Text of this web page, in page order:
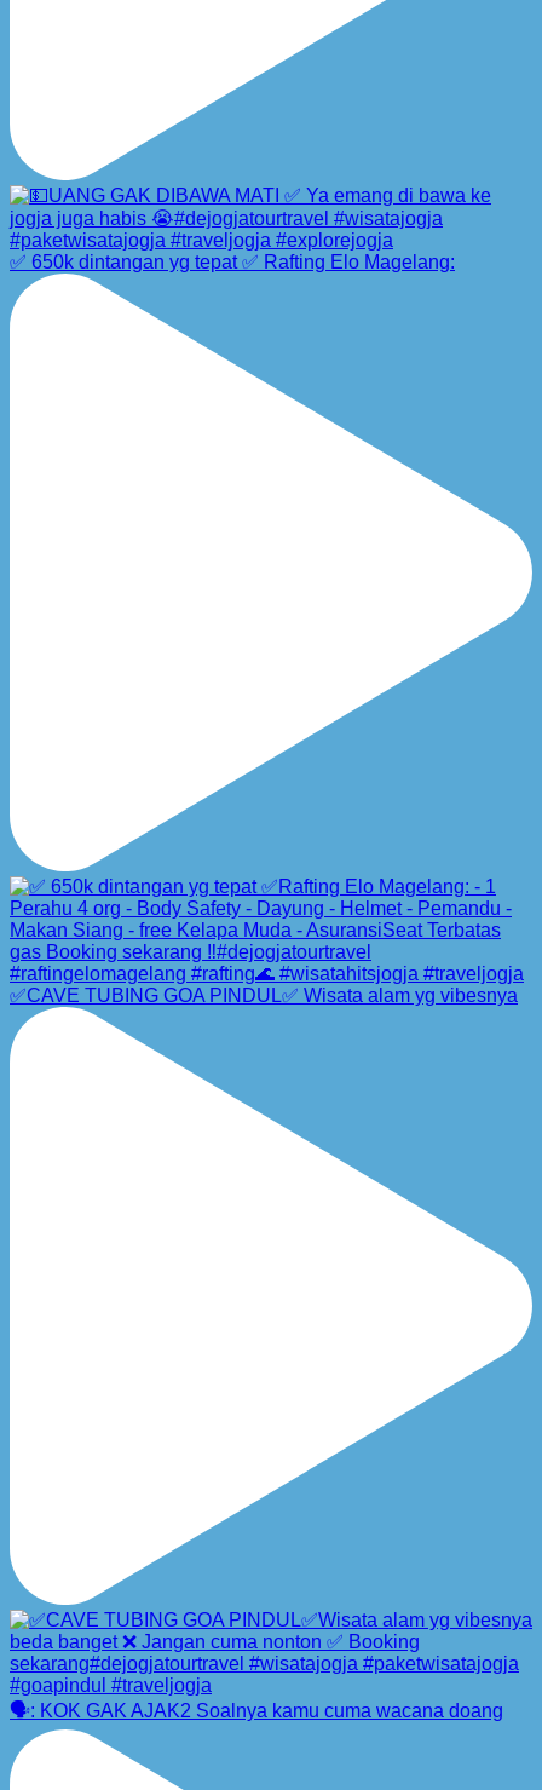
✅ 650k dintangan yg tepat ✅ Rafting Elo Magelang:
✅CAVE TUBING GOA PINDUL✅ Wisata alam yg vibesnya
🗣️: KOK GAK AJAK2 Soalnya kamu cuma wacana doang